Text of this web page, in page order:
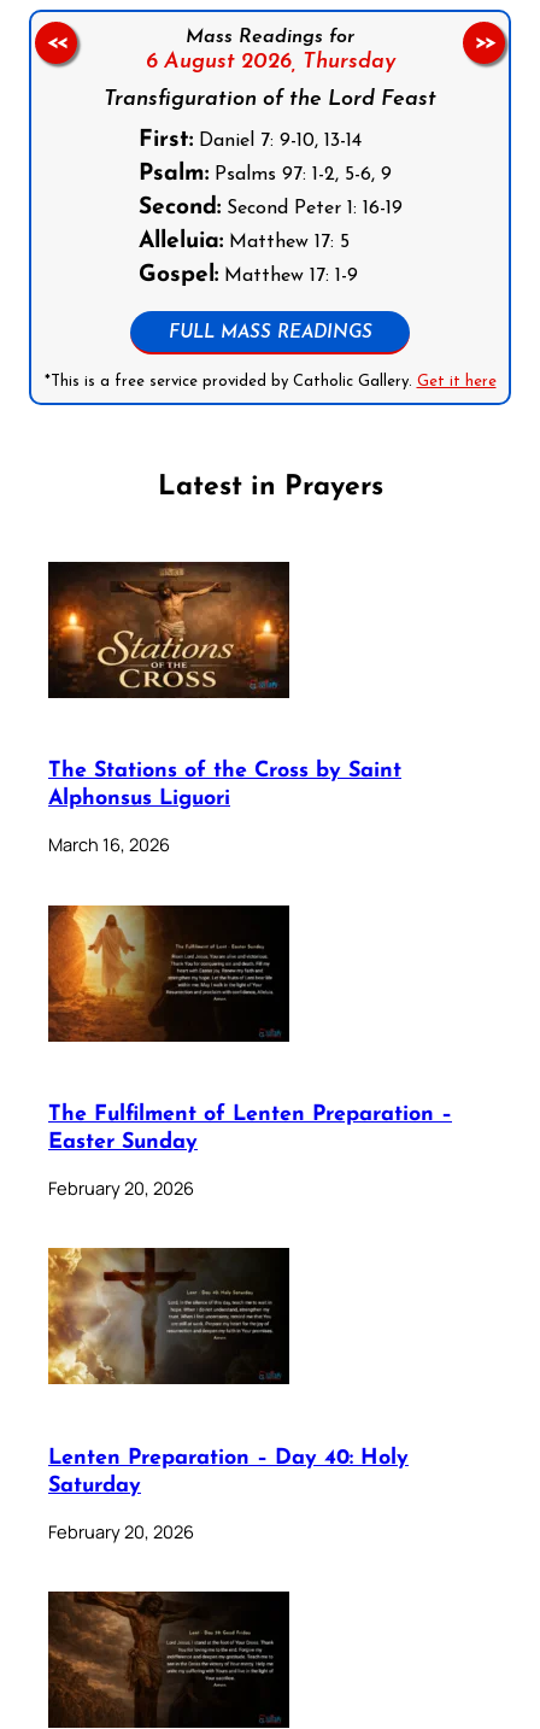
Mass Readings for
6 August 2026,
Thursday
Transfiguration of the Lord Feast
First:Daniel 7: 9-10, 13-14
Psalm:Psalms 97: 1-2, 5-6, 9
Second:Second Peter 1: 16-19
Alleluia:Matthew 17: 5
Gospel:Matthew 17: 1-9
FULL MASS READINGS
*This is a free service provided by Catholic Gallery. Get it here
<< >>
Latest in Prayers
The Stations of the Cross by Saint
Alphonsus Liguori
March 16, 2026
The Fulfilment of Lenten Preparation –
Easter Sunday
February 20, 2026
Lenten Preparation – Day 40: Holy
Saturday
February 20, 2026